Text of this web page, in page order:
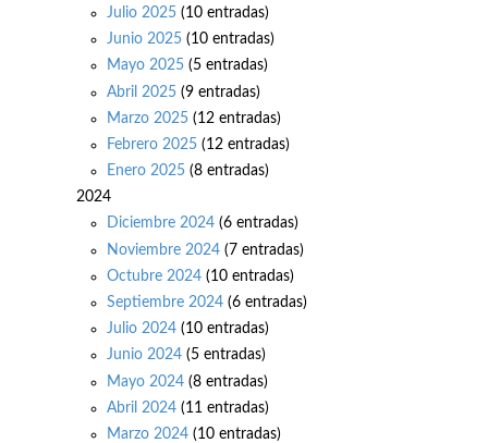
Julio 2025 (10 entradas)
Junio 2025 (10 entradas)
Mayo 2025 (5 entradas)
Abril 2025 (9 entradas)
Marzo 2025 (12 entradas)
Febrero 2025 (12 entradas)
Enero 2025 (8 entradas)
2024
Diciembre 2024 (6 entradas)
Noviembre 2024 (7 entradas)
Octubre 2024 (10 entradas)
Septiembre 2024 (6 entradas)
Julio 2024 (10 entradas)
Junio 2024 (5 entradas)
Mayo 2024 (8 entradas)
Abril 2024 (11 entradas)
Marzo 2024 (10 entradas)